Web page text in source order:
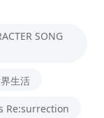
SONG
生活
Re:surrection